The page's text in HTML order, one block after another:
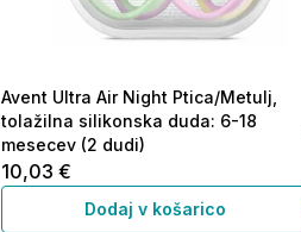
Avent Ultra Air Night Ptica/Metulj,
tolažilna silikonska duda: 6-18
mesecev (2 dudi)
10,03 €
Dodaj v košarico